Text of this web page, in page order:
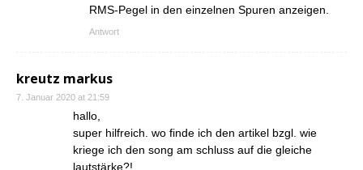
RMS-Pegel in den einzelnen Spuren anzeigen.
Antwort
kreutz markus
7. Januar 2020 at 21:59
hallo,
super hilfreich. wo finde ich den artikel bzgl. wie
kriege ich den song am schluss auf die gleiche
lautstärke?!